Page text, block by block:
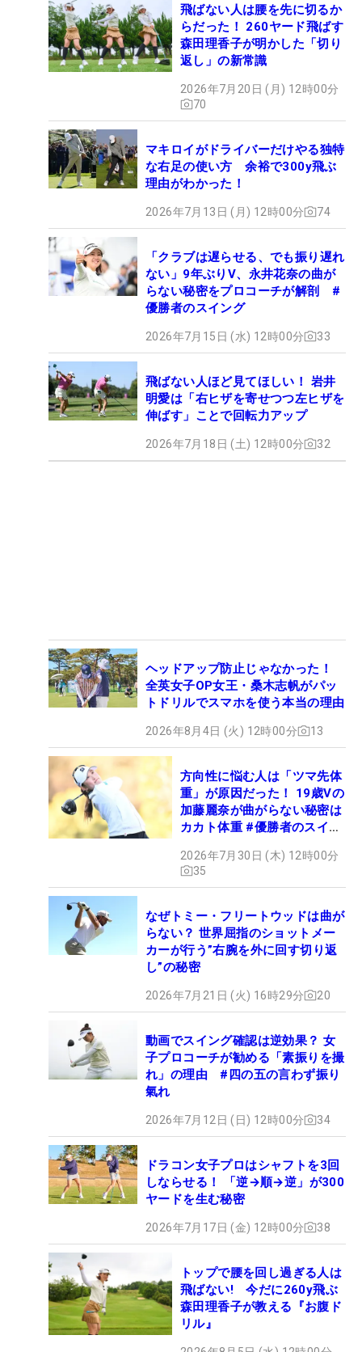
飛ばない人は腰を先に切るか
らだった！ 260ヤード飛ばす
森田理香子が明かした「切り
返し」の新常識
2026年7月20日 (月) 12時00分
70
マキロイがドライバーだけやる独特
な右足の使い方 余裕で300y飛ぶ
理由がわかった！
2026年7月13日 (月) 12時00分 74
「クラブは遅らせる、でも振り遅れ
ない」9年ぶりV、永井花奈の曲が
らない秘密をプロコーチが解剖 #
優勝者のスイング
2026年7月15日 (水) 12時00分 33
飛ばない人ほど見てほしい！ 岩井
明愛は「右ヒザを寄せつつ左ヒザを
伸ばす」ことで回転力アップ
2026年7月18日 (土) 12時00分 32
ヘッドアップ防止じゃなかった！
全英女子OP女王・桑木志帆がパッ
トドリルでスマホを使う本当の理由
2026年8月4日 (火) 12時00分 13
方向性に悩む人は「ツマ先体
重」が原因だった！ 19歳Vの
加藤麗奈が曲がらない秘密は
カカト体重 #優勝者のスイン
2026年7月30日 (木) 12時00分
35
なぜトミー・フリートウッドは曲が
らない？ 世界屈指のショットメー
カーが行う”右腕を外に回す切り返
し”の秘密
2026年7月21日 (火) 16時29分 20
動画でスイング確認は逆効果？ 女
子プロコーチが勧める「素振りを撮
れ」の理由 #四の五の言わず振り
氣れ
2026年7月12日 (日) 12時00分 34
ドラコン女子プロはシャフトを3回
しならせる！ 「逆→順→逆」が300
ヤードを生む秘密
2026年7月17日 (金) 12時00分 38
トップで腰を回し過ぎる人は
飛ばない! 今だに260y飛ぶ
森田理香子が教える『お腹ド
リル』